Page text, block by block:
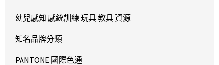
幼兒感知 感統訓練 玩具 教具 資源
知名品牌分類
PANTONE 國際色通